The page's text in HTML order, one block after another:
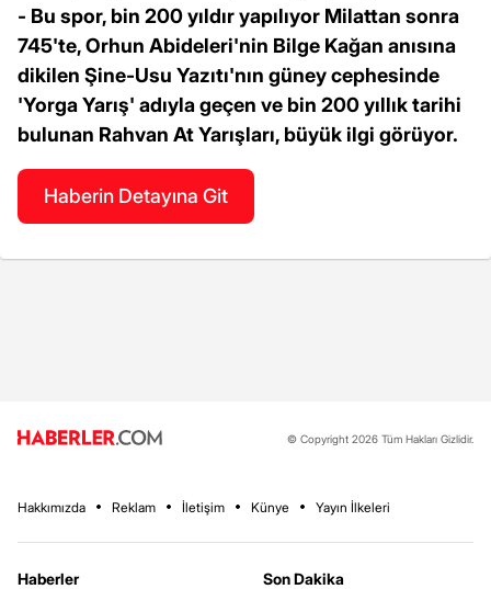
- Bu spor, bin 200 yıldır yapılıyor Milattan sonra
745'te, Orhun Abideleri'nin Bilge Kağan anısına
dikilen Şine-Usu Yazıtı'nın güney cephesinde
'Yorga Yarış' adıyla geçen ve bin 200 yıllık tarihi
bulunan Rahvan At Yarışları, büyük ilgi görüyor.
Haberin Detayına Git
© Copyright 2026 Tüm Hakları Gizlidir.
Hakkımızda Reklam İletişim Künye Yayın İlkeleri
Haberler
Son Dakika